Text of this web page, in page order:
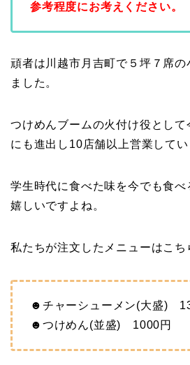
参考程度にお考えください。
頑者は川越市月吉町で５坪７席の
ました。
つけめんブームの火付け役として
にも進出し10店舗以上営業してい
学生時代に食べた味を今でも食べ
嬉しいですよね。
私たちが注文したメニューはこ
☻チャーシューメン(大盛)
☻つけめん(並盛) 1000円